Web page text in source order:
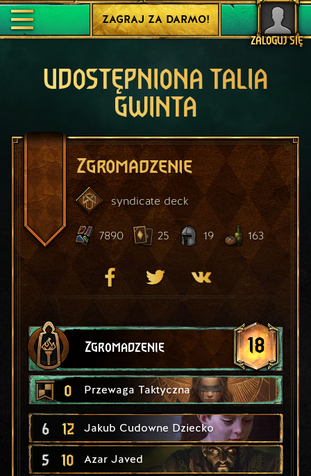
ZALOGUJ SIĘ
ZAGRAJ ZA DARMO!
UDOSTĘPNIONA TALIA
GWINTA
Zgromadzenie
syndicate deck
7890 25 19 163
Zgromadzenie 18
0 Przewaga Taktyczna
6 12 Jakub Cudowne Dziecko
5 10 Azar Javed